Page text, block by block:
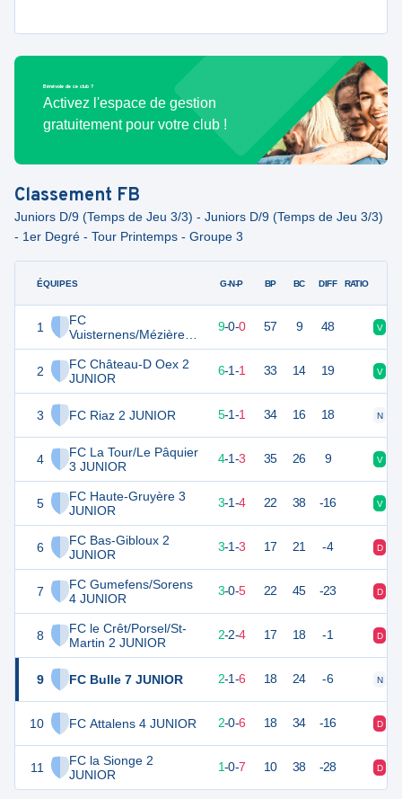
Bénévole de ce club ?
Activez l'espace de gestion
gratuitement pour votre club !
Classement FB
Juniors D/9 (Temps de Jeu 3/3) - Juniors D/9 (Temps de Jeu 3/3)
- 1er Degré - Tour Printemps - Groupe 3
ÉQUIPES
1
FC
Vuisternens/Mézières 1
2 JUNIOR
2
FC Château-D Oex 2
JUNIOR
3 FC Riaz 2 JUNIOR
4
FC La Tour/Le Pâquier
3 JUNIOR
5
FC Haute-Gruyère 3
JUNIOR
6
FC Bas-Gibloux 2
JUNIOR
7
FC Gumefens/Sorens
4 JUNIOR
8
FC le Crêt/Porsel/St-
Martin 2 JUNIOR
9 FC Bulle 7 JUNIOR
10 FC Attalens 4 JUNIOR
11
FC la Sionge 2
JUNIOR
G-N-P BP BC DIFF RATIO
27 9-0-0 57 9 48 V
19 6-1-1 33 14 19 V
16 5-1-1 34 16 18 N
13 8 4-1-3 35 26 9 V
10 3-1-4 22 38 -16 V
9 3-1-3 17 21 -4 D
9 8 3-0-5 22 45 -23 D
7 2-2-4 17 18 -1 D
7 2-1-6 18 24 -6 N
6 8 2-0-6 18 34 -16 D
1-0-7 10 38 -28 D